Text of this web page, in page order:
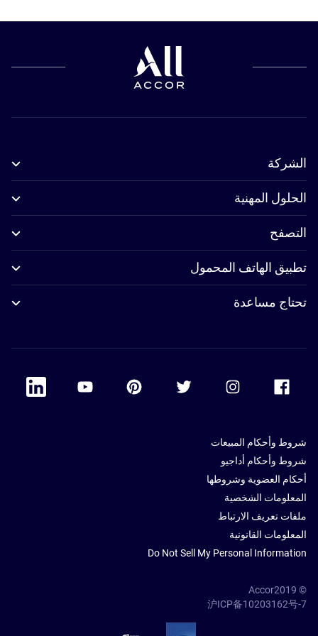
الشركة
الحلول المهنية
التصفح
تطبيق الهاتف المحمول
تحتاج مساعدة
Accor Facebook
Accor Twitter
Accor Pinterest
Accor Youtube
Linkedin
شروط وأحكام المبيعات
شروط وأحكام أداجيو
أحكام العضوية وشروطها
المعلومات الشخصية
ملفات تعريف الارتباط
المعلومات القانونية
Do Not Sell My Personal Information
© Accor2019
沪ICP备10203162号-7